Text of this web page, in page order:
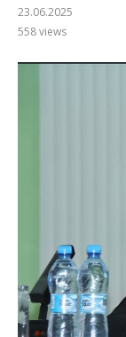
23.06.2025
558views